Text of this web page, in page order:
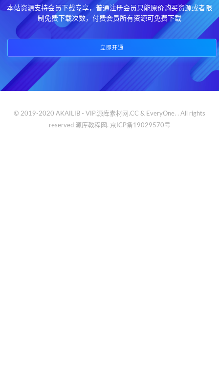
本站资源支持会员下载专享，普通注册会员只能原价购买资源或者限
制免费下载次数，付费会员所有资源可免费下载
立即开通
© 2019-2020 AKAILIB - VIP.源库素材网.CC & EveryOne. . All rights
reserved 源库教程网. 京ICP备19029570号